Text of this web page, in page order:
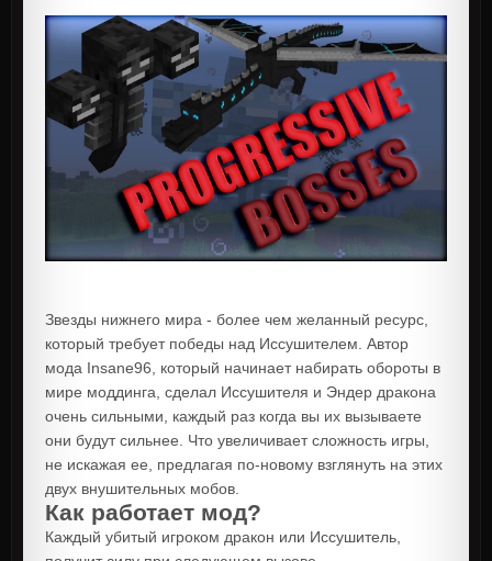
Звезды нижнего мира - более чем желанный ресурс,
который требует победы над Иссушителем. Автор
мода Insane96, который начинает набирать обороты в
мире моддинга, сделал Иссушителя и Эндер дракона
очень сильными, каждый раз когда вы их вызываете
они будут сильнее. Что увеличивает сложность игры,
не искажая ее, предлагая по-новому взглянуть на этих
двух внушительных мобов.
Как работает мод?
Каждый убитый игроком дракон или Иссушитель,